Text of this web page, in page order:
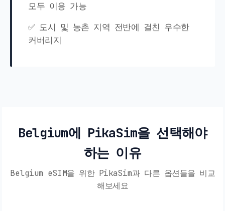
모두 이용 가능
✅ 도시 및 농촌 지역 전반에 걸친 우수한
커버리지
Belgium에 PikaSim을 선택해야
하는 이유
Belgium eSIM을 위한 PikaSim과 다른 옵션들을 비교
해보세요